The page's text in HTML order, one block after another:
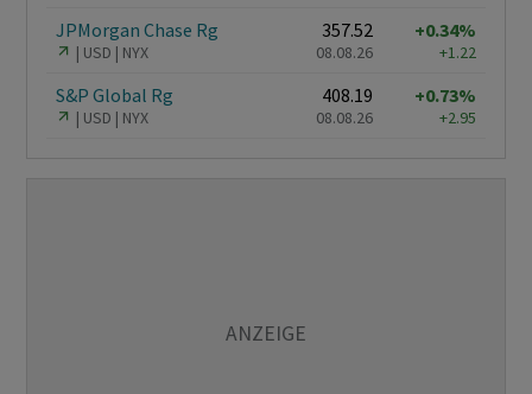
JPMorgan Chase Rg
USD NYX
357.52
08.08.26
+0.34%
+1.22
S&P Global Rg
USD NYX
408.19
08.08.26
+0.73%
+2.95